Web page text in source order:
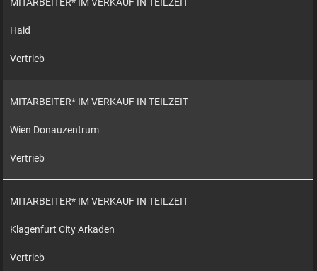
Haid
Vertrieb
MITARBEITER* IM VERKAUF IN TEILZEIT
Wien Donauzentrum
Vertrieb
MITARBEITER* IM VERKAUF IN TEILZEIT
Klagenfurt City Arkaden
Vertrieb